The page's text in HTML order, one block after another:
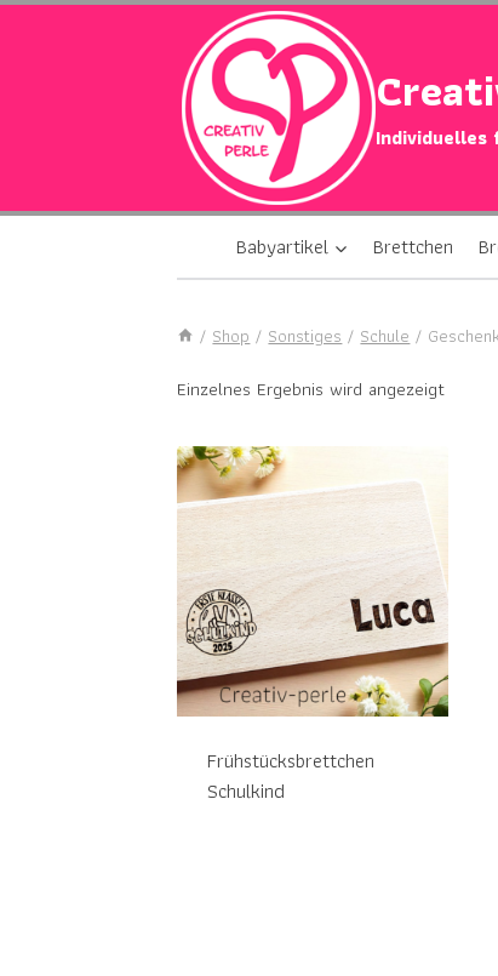
Zum
Individuelles
Babyartikel Brettchen
/ Shop/ Sonstiges/ Schule/
Einzelnes Ergebnis wird angezeigt
Frühstücksbrettchen
Schulkind